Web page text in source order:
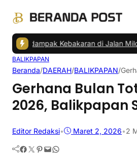
Kebakaran di Jalan Milono|
BALIKPAPAN
Beranda/DAERAH/BALIKPAPAN/
Gerhana Bulan
2026, Balikpapan
Editor Redaksi• Maret 2, 2026•2
Facebook Twitter Pinterest Mail WhatsApp